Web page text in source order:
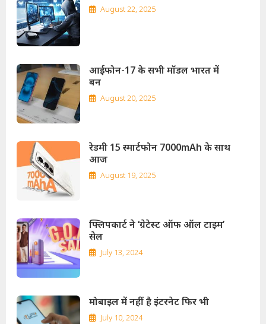
August 22, 2025
आईफोन-17 के सभी मॉडल भारत में
बन
August 20, 2025
रेडमी 15 स्मार्टफोन 7000mAh के साथ
आज
August 19, 2025
फ्लिपकार्ट ने ‘ग्रेटेस्ट ऑफ ऑल टाइम’
सेल
July 13, 2024
मोबाइल में नहीं है इंटरनेट फिर भी
July 10, 2024